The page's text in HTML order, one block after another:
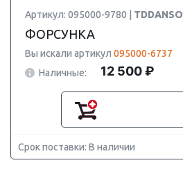
Артикул: 095000-9780 | TDDANSO
ФОРСУНКА
Вы искали артикул 095000-6737
Наличные:
12 500 ₽
Срок поставки: В наличии